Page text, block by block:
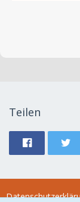
Teilen